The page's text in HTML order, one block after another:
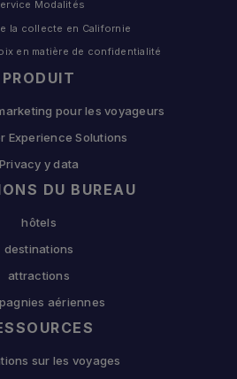
PRODUIT
pour les voyageurs
Experience Solutions
Privacy y data
DU BUREAU
hôtels
destinations
attractions
aériennes
sur les voyages
Modalités
la collecte en Californie
en matière de confidentialité